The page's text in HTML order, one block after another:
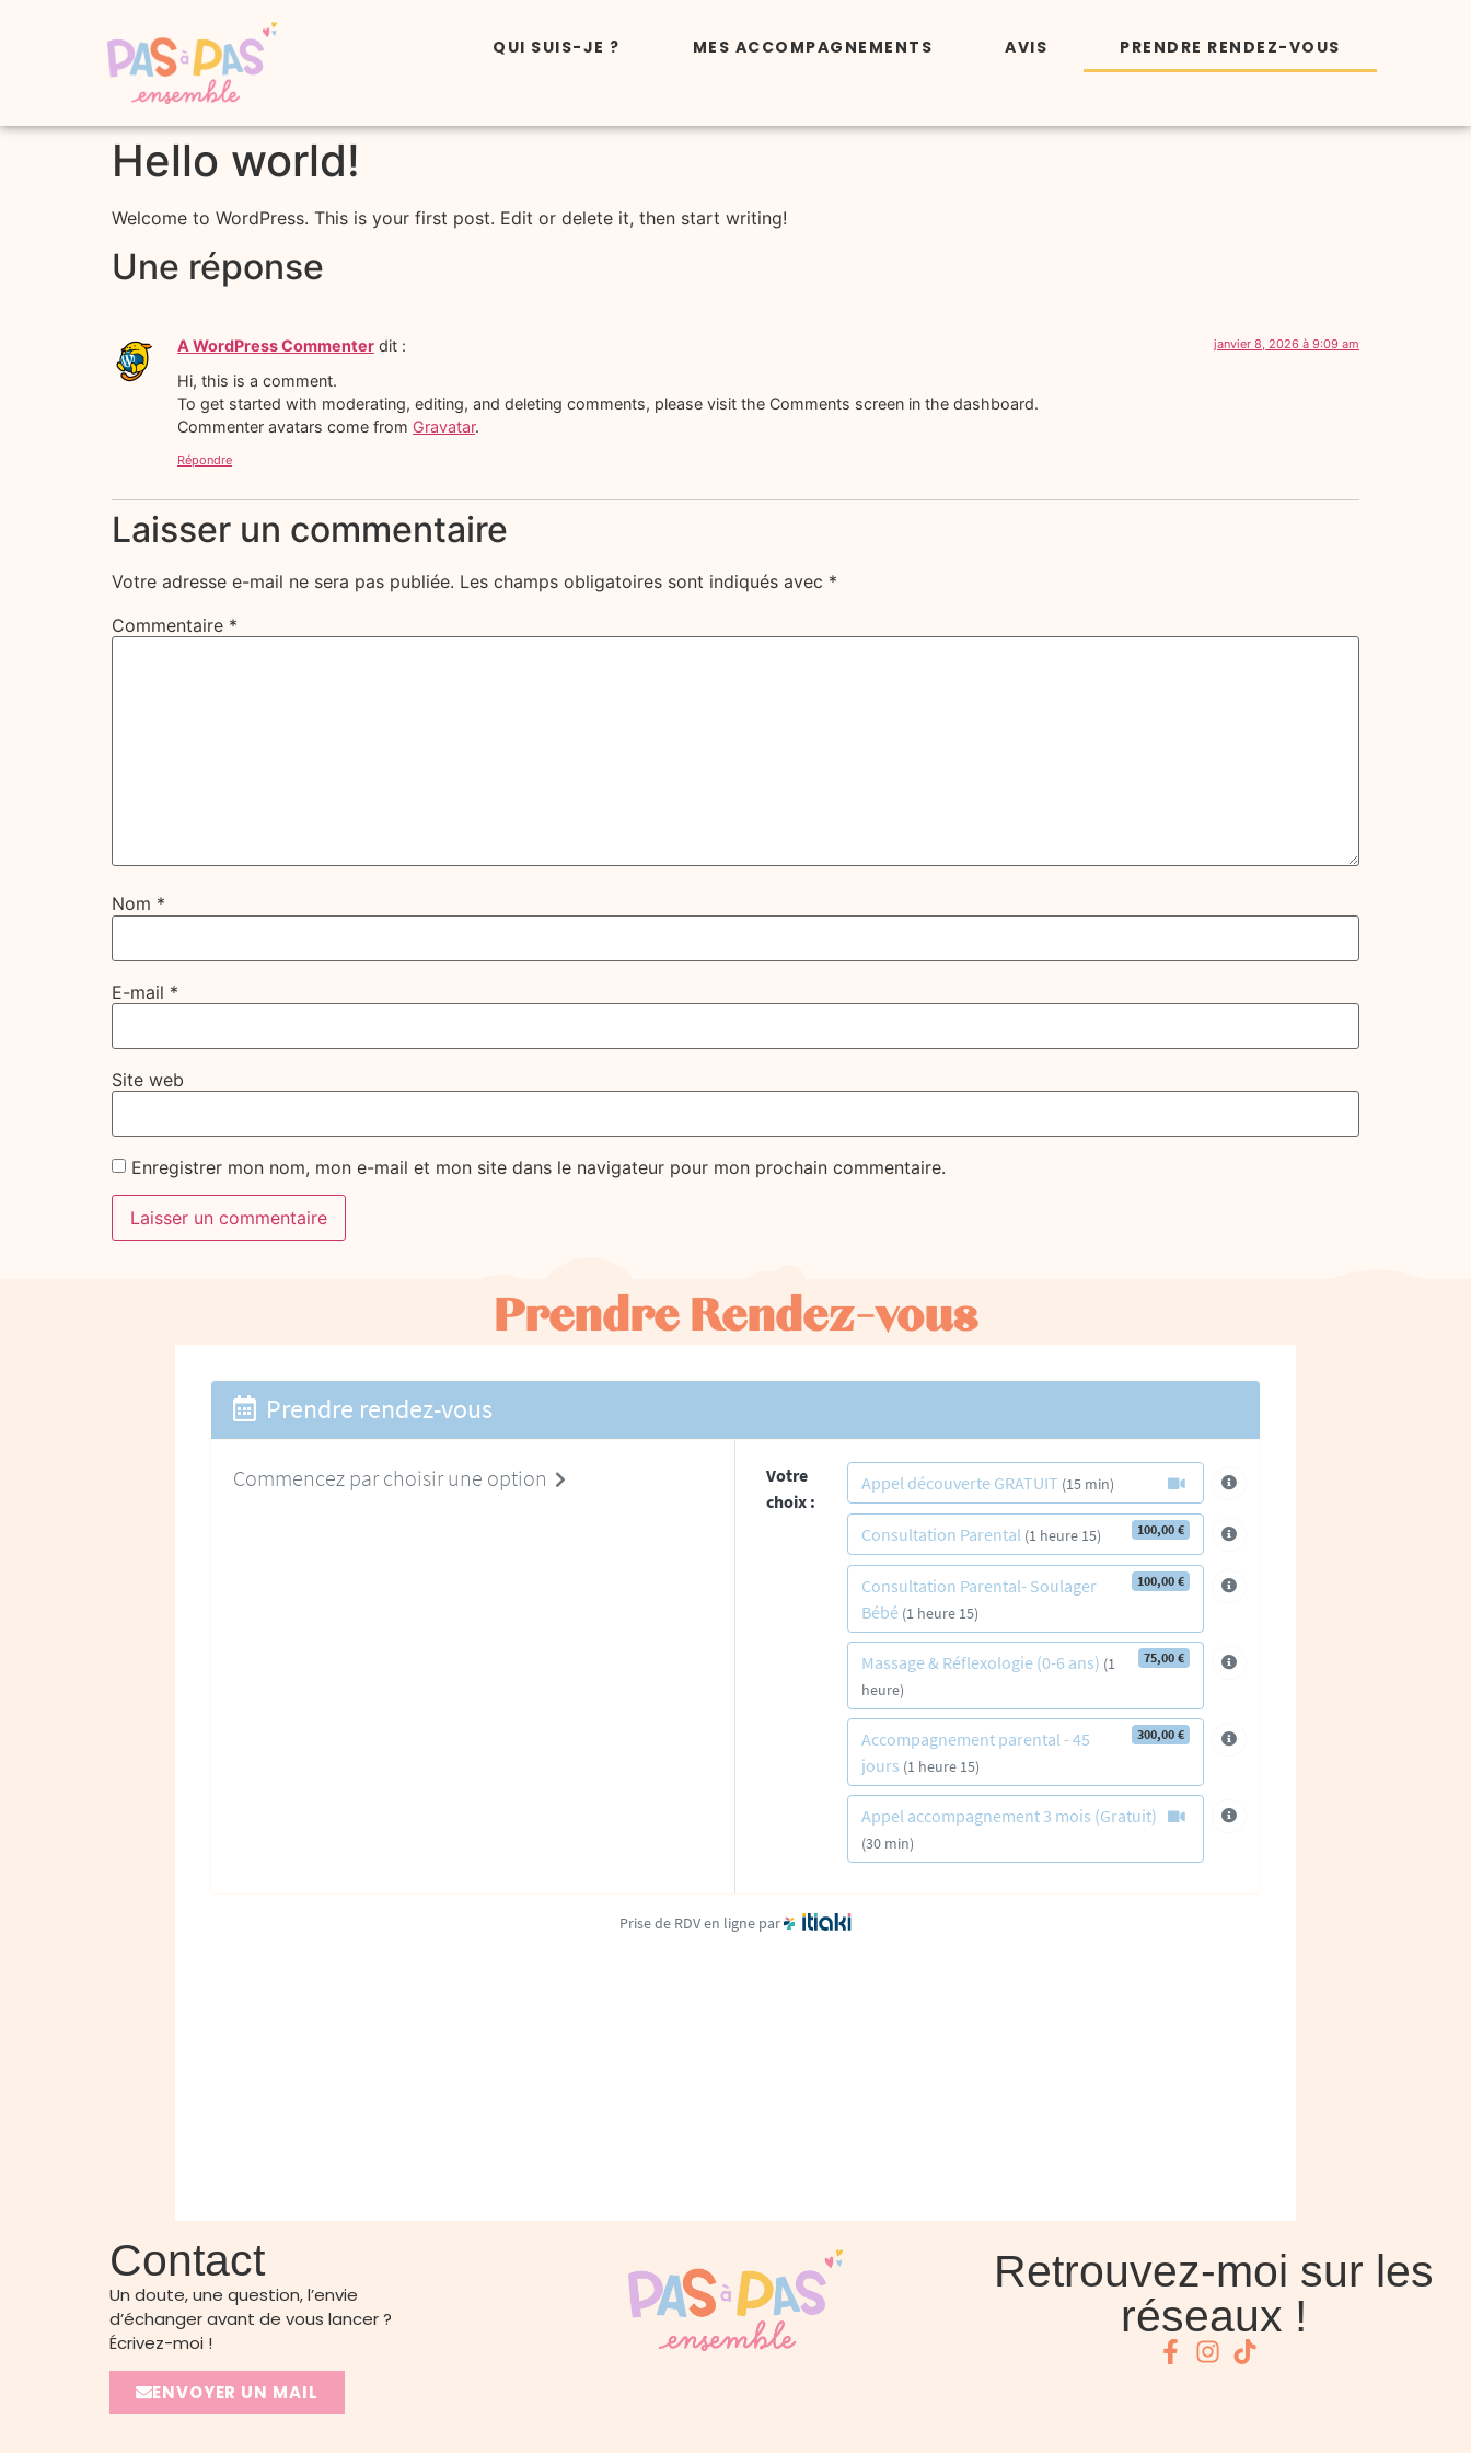
QUI SUIS-JE ? MES ACCOMPAGNEMENTS AVIS PRENDRE RENDEZ-VOUS
Hello world!
Welcome to WordPress. This is your first post. Edit or delete it, then start writing!
Une réponse
A WordPress Commenter dit : janvier 8, 2026 à 9:09 am
Hi, this is a comment.
To get started with moderating, editing, and deleting comments, please visit the Comments screen in the dashboard.
Commenter avatars come from Gravatar.
Répondre
Laisser un commentaire
Votre adresse e-mail ne sera pas publiée. Les champs obligatoires sont indiqués avec *
Commentaire *
Nom *
E-mail *
Site web
Enregistrer mon nom, mon e-mail et mon site dans le navigateur pour mon prochain commentaire.
Prendre Rendez-vous
Contact
Un doute, une question, l’envie
d’échanger avant de vous lancer ?
Écrivez-moi !
ENVOYER UN MAIL
Retrouvez-moi sur les
réseaux !